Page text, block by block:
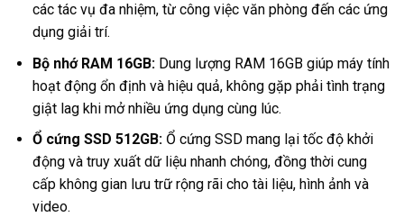
các tác vụ đa nhiệm, từ công việc văn phòng đến các ứng
dụng giải trí.
Bộ nhớ RAM 16GB:Dung lượng RAM 16GB giúp máy tính
hoạt động ổn định và hiệu quả, không gặp phải tình trạng
giật lag khi mở nhiều ứng dụng cùng lúc.
Ổ cứng SSD 512GB:Ổ cứng SSD mang lại tốc độ khởi
động và truy xuất dữ liệu nhanh chóng, đồng thời cung
cấp không gian lưu trữ rộng rãi cho tài liệu, hình ảnh và
video.